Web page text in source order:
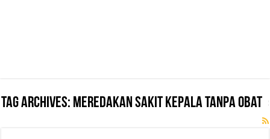
Tag Archives: meredakan sakit kepala tanpa obat